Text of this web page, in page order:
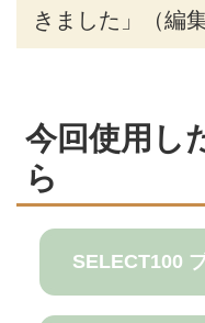
きました」（編
今回使用し
ら
SELECT100